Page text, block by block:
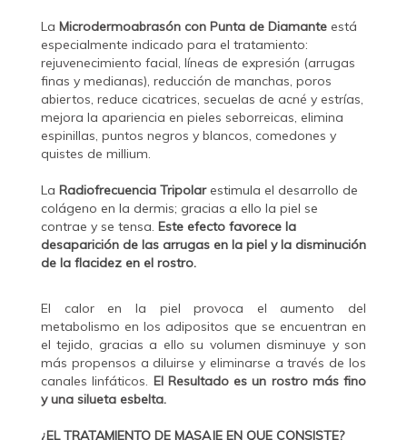
La Microdermoabrasón con Punta de Diamante está
especialmente indicado para el tratamiento:
rejuvenecimiento facial, líneas de expresión (arrugas
finas y medianas), reducción de manchas, poros
abiertos, reduce cicatrices, secuelas de acné y estrías,
mejora la apariencia en pieles seborreicas, elimina
espinillas, puntos negros y blancos, comedones y
quistes de millium.
La Radiofrecuencia Tripolarestimula el desarrollo de
colágeno en la dermis; gracias a ello la piel se
contrae y se tensa. Este efecto favorece la
desaparición de las arrugas en la piel y la disminución
de la flacidez en el rostro.
El calor en la piel provoca el aumento del
metabolismo en los adipositos que se encuentran en
el tejido, gracias a ello su volumen disminuye y son
más propensos a diluirse y eliminarse a través de los
canales linfáticos. El Resultado es un rostro más fino
y una silueta esbelta.
¿EL TRATAMIENTO DE MASAJE EN QUE CONSISTE?